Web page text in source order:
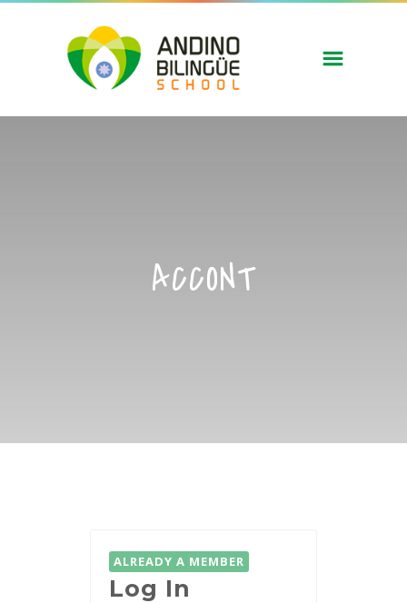
ACCONT
ALREADY A MEMBER
Log In